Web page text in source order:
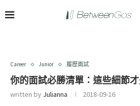
Career Junior 履歷面試
你的面試必勝清單：這些細節才
written by Julianna 2018-09-16